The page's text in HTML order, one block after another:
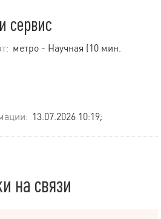
сервис
метро - Научная (10 мин.
13.07.2026 10:19;
на связи